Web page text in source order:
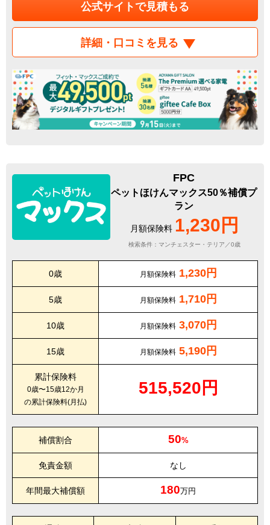
公式サイトで見積もる
詳細・口コミを見る
FPC
ペットほけんマックス50％補償プ
ラン
月額保険料 1,230円
検索条件：マンチェスター・テリア／0歳
0歳 月額保険料 1,230円
5歳 月額保険料 1,710円
10歳 月額保険料 3,070円
15歳 月額保険料 5,190円
累計保険料
0歳〜15歳12か月
の累計保険料(月払)
515,520円
補償割合 50%
免責金額 なし
年間最大補償額 180万円